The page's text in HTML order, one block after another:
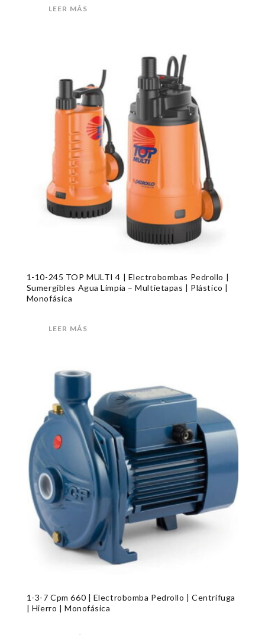
LEER MÁS
1-10-245 TOP MULTI 4 | Electrobombas Pedrollo |
Sumergibles Agua Limpia – Multietapas | Plástico |
Monofásica
LEER MÁS
1-3-7 Cpm 660 | Electrobomba Pedrollo | Centrífuga
| Hierro | Monofásica